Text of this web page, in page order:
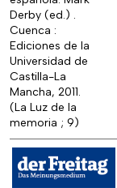
Derby (ed.) .
Cuenca :
Ediciones de la
Universidad de
Castilla-La
Mancha, 2011.
(La Luz de la
memoria ; 9)